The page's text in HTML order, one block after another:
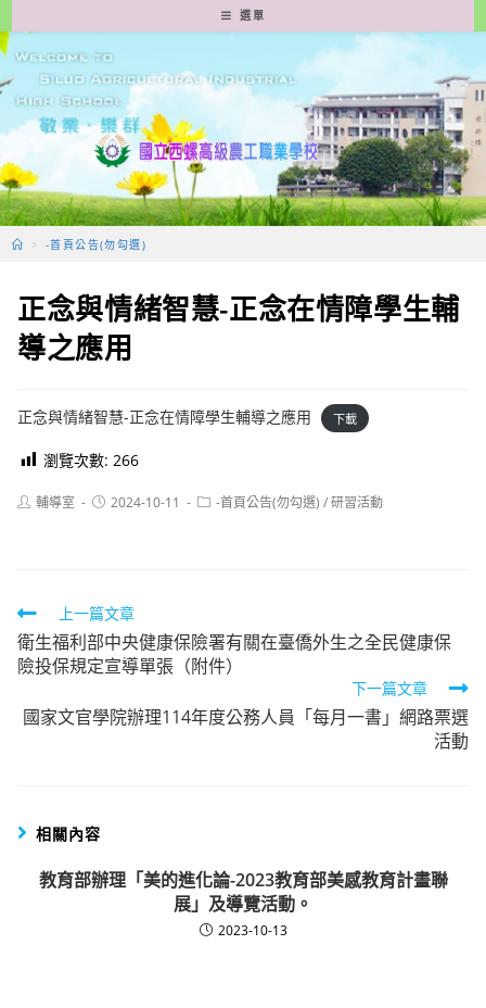
轉
至
要
容
選單
> -首頁公告(勿勾選)
正念與情緒智慧-正念在情障學生輔
導之應用
正念與情緒智慧-正念在情障學生輔導之應用 下載
瀏覽次數: 266
Post輔導室
Post2024-10-11
Post-首頁公告(勿勾選) /研習活動
Read
more
articles
上一篇文章
衛生福利部中央健康保險署有關在臺僑外生之全民健康保
險投保規定宣導單張（附件）
下一篇文章
國家文官學院辦理114年度公務人員「每月一書」網路票選
活動
相關內容
教育部辦理「美的進化論-2023教育部美感教育計畫聯
展」及導覽活動。
2023-10-13